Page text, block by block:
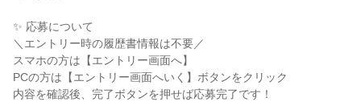
✨ 応募について
＼エントリー時の履歴書情報は不要／
スマホの方は【エントリー画面へ】
PCの方は【エントリー画面へいく】ボタンをクリック
内容を確認後、完了ボタンを押せば応募完了です！